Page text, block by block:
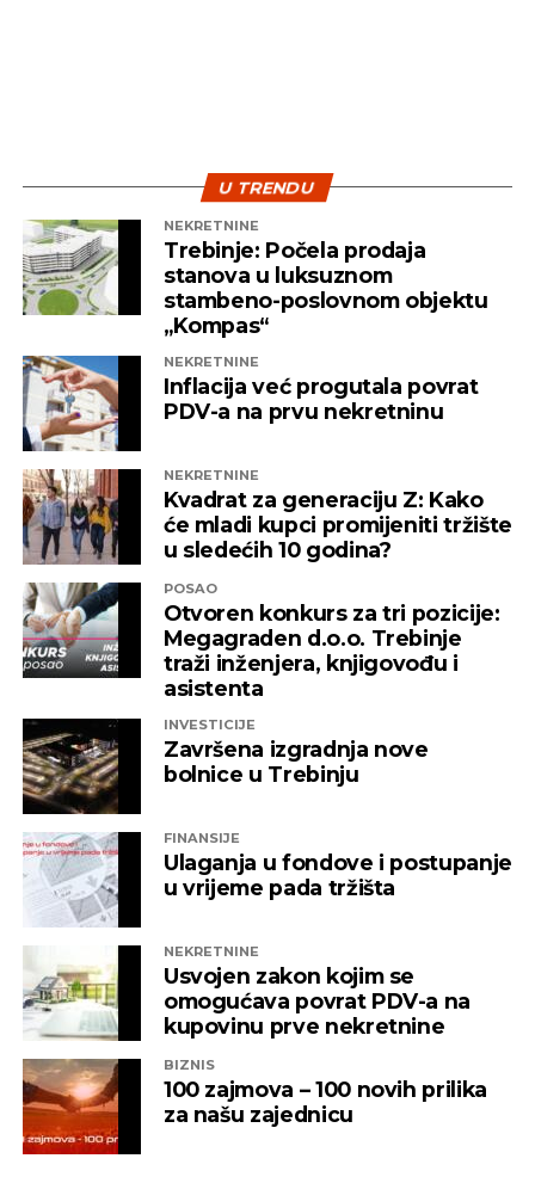
U TRENDU
NEKRETNINE
Trebinje: Počela prodaja
stanova u luksuznom
stambeno-poslovnom objektu
„Kompas“
NEKRETNINE
Inflacija već progutala povrat
PDV-a na prvu nekretninu
NEKRETNINE
Kvadrat za generaciju Z: Kako
će mladi kupci promijeniti tržište
u sledećih 10 godina?
POSAO
Otvoren konkurs za tri pozicije:
Megagraden d.o.o. Trebinje
traži inženjera, knjigovođu i
asistenta
INVESTICIJE
Završena izgradnja nove
bolnice u Trebinju
FINANSIJE
Ulaganja u fondove i postupanje
u vrijeme pada tržišta
NEKRETNINE
Usvojen zakon kojim se
omogućava povrat PDV-a na
kupovinu prve nekretnine
BIZNIS
100 zajmova – 100 novih prilika
za našu zajednicu